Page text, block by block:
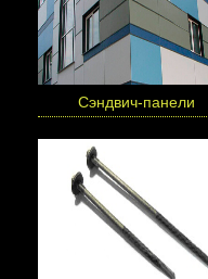
Сэндвич-панели